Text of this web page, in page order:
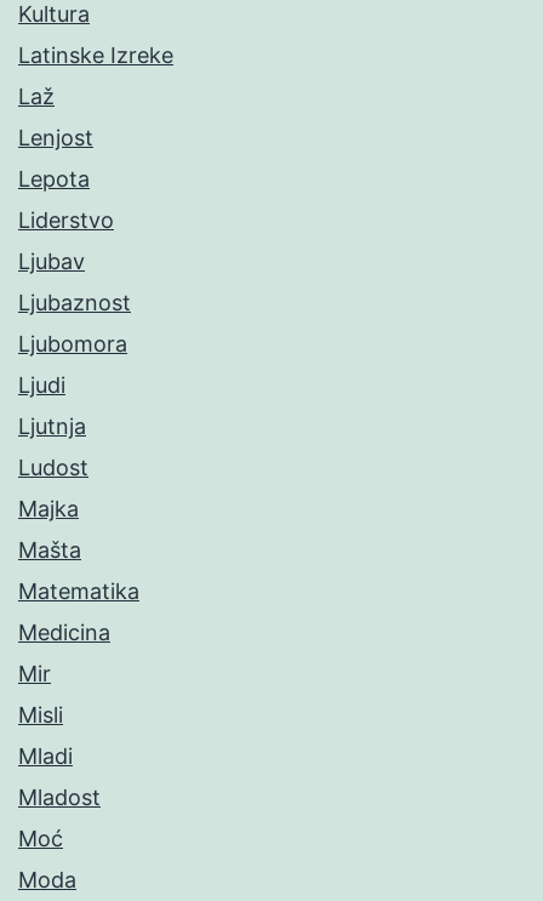
Kultura
Latinske Izreke
Laž
Lenjost
Lepota
Liderstvo
Ljubav
Ljubaznost
Ljubomora
Ljudi
Ljutnja
Ludost
Majka
Mašta
Matematika
Medicina
Mir
Misli
Mladi
Mladost
Moć
Moda